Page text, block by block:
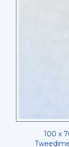
100 x